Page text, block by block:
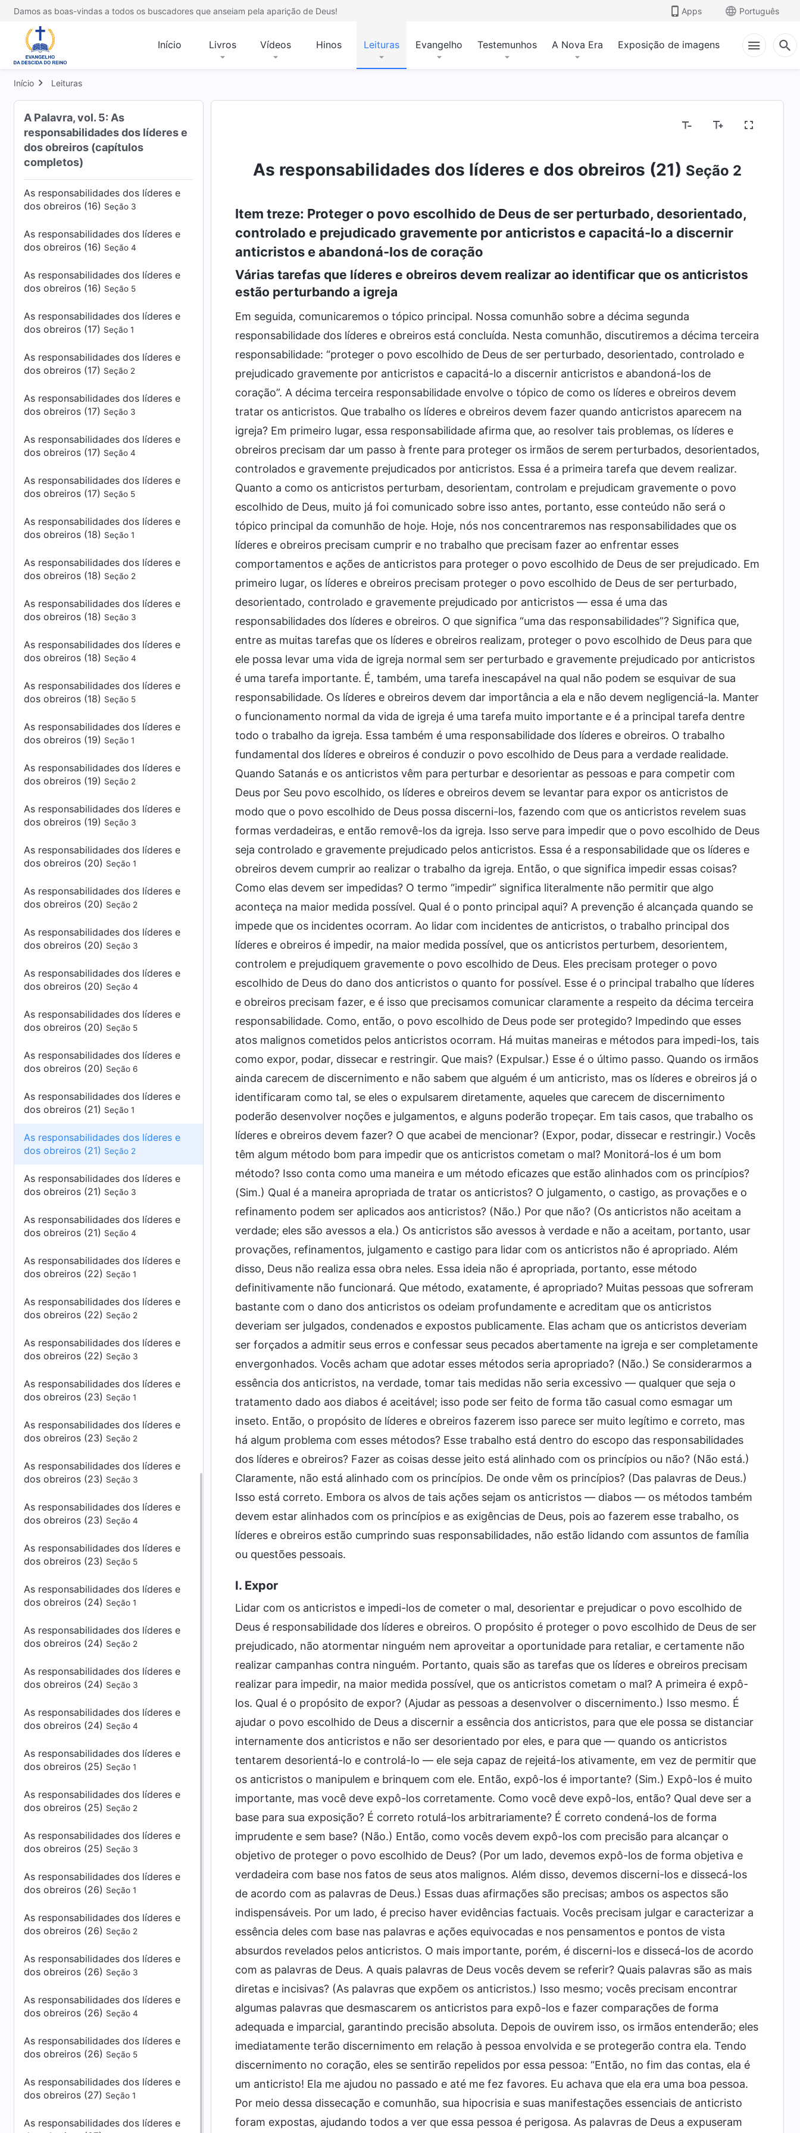
Damos as boas-vindas a todos os buscadores que anseiam pela aparição de Deus! Apps Português
Início Livros Vídeos Hinos Leituras Evangelho Testemunhos A Nova Era Exposição de imagens
Início Leituras
A Palavra, vol. 5: As
responsabilidades dos líderes e
dos obreiros (capítulos
completos)
As responsabilidades dos líderes e
dos obreiros (15)
dos obreiros (15)
As responsabilidades dos líderes e
dos obreiros (16) Seção 1
As responsabilidades dos líderes e
dos obreiros (16)
As responsabilidades dos líderes e
dos obreiros (16) Seção 3
As responsabilidades dos líderes e
dos obreiros (16) Seção 4
As responsabilidades dos líderes e
dos obreiros (16) Seção 5
As responsabilidades dos líderes e
dos obreiros (17) Seção 1
As responsabilidades dos líderes e
dos obreiros (17) Seção 2
As responsabilidades dos líderes e
dos obreiros (17) Seção 3
As responsabilidades dos líderes e
dos obreiros (17) Seção 4
As responsabilidades dos líderes e
dos obreiros (17) Seção 5
As responsabilidades dos líderes e
dos obreiros (18) Seção 1
As responsabilidades dos líderes e
dos obreiros (18) Seção 2
As responsabilidades dos líderes e
dos obreiros (18) Seção 3
As responsabilidades dos líderes e
dos obreiros (18) Seção 4
As responsabilidades dos líderes e
dos obreiros (18) Seção 5
As responsabilidades dos líderes e
dos obreiros (19) Seção 1
As responsabilidades dos líderes e
dos obreiros (19) Seção 2
As responsabilidades dos líderes e
dos obreiros (19) Seção 3
As responsabilidades dos líderes e
dos obreiros (20) Seção 1
As responsabilidades dos líderes e
dos obreiros (20) Seção 2
As responsabilidades dos líderes e
dos obreiros (20) Seção 3
As responsabilidades dos líderes e
dos obreiros (20) Seção 4
As responsabilidades dos líderes e
dos obreiros (20) Seção 5
As responsabilidades dos líderes e
dos obreiros (20) Seção 6
As responsabilidades dos líderes e
dos obreiros (21) Seção 1
As responsabilidades dos líderes e
dos obreiros (21) Seção 2
As responsabilidades dos líderes e
dos obreiros (21) Seção 3
As responsabilidades dos líderes e
dos obreiros (21) Seção 4
As responsabilidades dos líderes e
dos obreiros (22) Seção 1
As responsabilidades dos líderes e
dos obreiros (22) Seção 2
As responsabilidades dos líderes e
dos obreiros (22) Seção 3
As responsabilidades dos líderes e
dos obreiros (23) Seção 1
As responsabilidades dos líderes e
dos obreiros (23) Seção 2
As responsabilidades dos líderes e
dos obreiros (23) Seção 3
As responsabilidades dos líderes e
dos obreiros (23) Seção 4
As responsabilidades dos líderes e
dos obreiros (23) Seção 5
As responsabilidades dos líderes e
dos obreiros (24) Seção 1
As responsabilidades dos líderes e
dos obreiros (24) Seção 2
As responsabilidades dos líderes e
dos obreiros (24) Seção 3
As responsabilidades dos líderes e
dos obreiros (24) Seção 4
As responsabilidades dos líderes e
dos obreiros (25) Seção 1
As responsabilidades dos líderes e
dos obreiros (25) Seção 2
As responsabilidades dos líderes e
dos obreiros (25) Seção 3
As responsabilidades dos líderes e
dos obreiros (26) Seção 1
As responsabilidades dos líderes e
dos obreiros (26) Seção 2
As responsabilidades dos líderes e
dos obreiros (26) Seção 3
As responsabilidades dos líderes e
dos obreiros (26) Seção 4
As responsabilidades dos líderes e
dos obreiros (26) Seção 5
As responsabilidades dos líderes e
dos obreiros (27) Seção 1
As responsabilidades dos líderes e
As responsabilidades dos líderes e dos obreiros (21) Seção 2
Item treze: Proteger o povo escolhido de Deus de ser perturbado, desorientado,
controlado e prejudicado gravemente por anticristos e capacitá-lo a discernir
anticristos e abandoná-los de coração
Várias tarefas que líderes e obreiros devem realizar ao identificar que os anticristos
estão perturbando a igreja
Em seguida, comunicaremos o tópico principal. Nossa comunhão sobre a décima segunda
responsabilidade dos líderes e obreiros está concluída. Nesta comunhão, discutiremos a décima terceira
responsabilidade: “proteger o povo escolhido de Deus de ser perturbado, desorientado, controlado e
prejudicado gravemente por anticristos e capacitá-lo a discernir anticristos e abandoná-los de
coração”. A décima terceira responsabilidade envolve o tópico de como os líderes e obreiros devem
tratar os anticristos. Que trabalho os líderes e obreiros devem fazer quando anticristos aparecem na
igreja? Em primeiro lugar, essa responsabilidade afirma que, ao resolver tais problemas, os líderes e
obreiros precisam dar um passo à frente para proteger os irmãos de serem perturbados, desorientados,
controlados e gravemente prejudicados por anticristos. Essa é a primeira tarefa que devem realizar.
Quanto a como os anticristos perturbam, desorientam, controlam e prejudicam gravemente o povo
escolhido de Deus, muito já foi comunicado sobre isso antes, portanto, esse conteúdo não será o
tópico principal da comunhão de hoje. Hoje, nós nos concentraremos nas responsabilidades que os
líderes e obreiros precisam cumprir e no trabalho que precisam fazer ao enfrentar esses
comportamentos e ações de anticristos para proteger o povo escolhido de Deus de ser prejudicado. Em
primeiro lugar, os líderes e obreiros precisam proteger o povo escolhido de Deus de ser perturbado,
desorientado, controlado e gravemente prejudicado por anticristos — essa é uma das
responsabilidades dos líderes e obreiros. O que significa “uma das responsabilidades”? Significa que,
entre as muitas tarefas que os líderes e obreiros realizam, proteger o povo escolhido de Deus para que
ele possa levar uma vida de igreja normal sem ser perturbado e gravemente prejudicado por anticristos
é uma tarefa importante. É, também, uma tarefa inescapável na qual não podem se esquivar de sua
responsabilidade. Os líderes e obreiros devem dar importância a ela e não devem negligenciá-la. Manter
o funcionamento normal da vida de igreja é uma tarefa muito importante e é a principal tarefa dentre
todo o trabalho da igreja. Essa também é uma responsabilidade dos líderes e obreiros. O trabalho
fundamental dos líderes e obreiros é conduzir o povo escolhido de Deus para a verdade realidade.
Quando Satanás e os anticristos vêm para perturbar e desorientar as pessoas e para competir com
Deus por Seu povo escolhido, os líderes e obreiros devem se levantar para expor os anticristos de
modo que o povo escolhido de Deus possa discerni-los, fazendo com que os anticristos revelem suas
formas verdadeiras, e então removê-los da igreja. Isso serve para impedir que o povo escolhido de Deus
seja controlado e gravemente prejudicado pelos anticristos. Essa é a responsabilidade que os líderes e
obreiros devem cumprir ao realizar o trabalho da igreja. Então, o que significa impedir essas coisas?
Como elas devem ser impedidas? O termo “impedir” significa literalmente não permitir que algo
aconteça na maior medida possível. Qual é o ponto principal aqui? A prevenção é alcançada quando se
impede que os incidentes ocorram. Ao lidar com incidentes de anticristos, o trabalho principal dos
líderes e obreiros é impedir, na maior medida possível, que os anticristos perturbem, desorientem,
controlem e prejudiquem gravemente o povo escolhido de Deus. Eles precisam proteger o povo
escolhido de Deus do dano dos anticristos o quanto for possível. Esse é o principal trabalho que líderes
e obreiros precisam fazer, e é isso que precisamos comunicar claramente a respeito da décima terceira
responsabilidade. Como, então, o povo escolhido de Deus pode ser protegido? Impedindo que esses
atos malignos cometidos pelos anticristos ocorram. Há muitas maneiras e métodos para impedi-los, tais
como expor, podar, dissecar e restringir. Que mais? (Expulsar.) Esse é o último passo. Quando os irmãos
ainda carecem de discernimento e não sabem que alguém é um anticristo, mas os líderes e obreiros já o
identificaram como tal, se eles o expulsarem diretamente, aqueles que carecem de discernimento
poderão desenvolver noções e julgamentos, e alguns poderão tropeçar. Em tais casos, que trabalho os
líderes e obreiros devem fazer? O que acabei de mencionar? (Expor, podar, dissecar e restringir.) Vocês
têm algum método bom para impedir que os anticristos cometam o mal? Monitorá-los é um bom
método? Isso conta como uma maneira e um método eficazes que estão alinhados com os princípios?
(Sim.) Qual é a maneira apropriada de tratar os anticristos? O julgamento, o castigo, as provações e o
refinamento podem ser aplicados aos anticristos? (Não.) Por que não? (Os anticristos não aceitam a
verdade; eles são avessos a ela.) Os anticristos são avessos à verdade e não a aceitam, portanto, usar
provações, refinamentos, julgamento e castigo para lidar com os anticristos não é apropriado. Além
disso, Deus não realiza essa obra neles. Essa ideia não é apropriada, portanto, esse método
definitivamente não funcionará. Que método, exatamente, é apropriado? Muitas pessoas que sofreram
bastante com o dano dos anticristos os odeiam profundamente e acreditam que os anticristos
deveriam ser julgados, condenados e expostos publicamente. Elas acham que os anticristos deveriam
ser forçados a admitir seus erros e confessar seus pecados abertamente na igreja e ser completamente
envergonhados. Vocês acham que adotar esses métodos seria apropriado? (Não.) Se considerarmos a
essência dos anticristos, na verdade, tomar tais medidas não seria excessivo — qualquer que seja o
tratamento dado aos diabos é aceitável; isso pode ser feito de forma tão casual como esmagar um
inseto. Então, o propósito de líderes e obreiros fazerem isso parece ser muito legítimo e correto, mas
há algum problema com esses métodos? Esse trabalho está dentro do escopo das responsabilidades
dos líderes e obreiros? Fazer as coisas desse jeito está alinhado com os princípios ou não? (Não está.)
Claramente, não está alinhado com os princípios. De onde vêm os princípios? (Das palavras de Deus.)
Isso está correto. Embora os alvos de tais ações sejam os anticristos — diabos — os métodos também
devem estar alinhados com os princípios e as exigências de Deus, pois ao fazerem esse trabalho, os
líderes e obreiros estão cumprindo suas responsabilidades, não estão lidando com assuntos de família
ou questões pessoais.
I. Expor
Lidar com os anticristos e impedi-los de cometer o mal, desorientar e prejudicar o povo escolhido de
Deus é responsabilidade dos líderes e obreiros. O propósito é proteger o povo escolhido de Deus de ser
prejudicado, não atormentar ninguém nem aproveitar a oportunidade para retaliar, e certamente não
realizar campanhas contra ninguém. Portanto, quais são as tarefas que os líderes e obreiros precisam
realizar para impedir, na maior medida possível, que os anticristos cometam o mal? A primeira é expô-
los. Qual é o propósito de expor? (Ajudar as pessoas a desenvolver o discernimento.) Isso mesmo. É
ajudar o povo escolhido de Deus a discernir a essência dos anticristos, para que ele possa se distanciar
internamente dos anticristos e não ser desorientado por eles, e para que — quando os anticristos
tentarem desorientá-lo e controlá-lo — ele seja capaz de rejeitá-los ativamente, em vez de permitir que
os anticristos o manipulem e brinquem com ele. Então, expô-los é importante? (Sim.) Expô-los é muito
importante, mas você deve expô-los corretamente. Como você deve expô-los, então? Qual deve ser a
base para sua exposição? É correto rotulá-los arbitrariamente? É correto condená-los de forma
imprudente e sem base? (Não.) Então, como vocês devem expô-los com precisão para alcançar o
objetivo de proteger o povo escolhido de Deus? (Por um lado, devemos expô-los de forma objetiva e
verdadeira com base nos fatos de seus atos malignos. Além disso, devemos discerni-los e dissecá-los
de acordo com as palavras de Deus.) Essas duas afirmações são precisas; ambos os aspectos são
indispensáveis. Por um lado, é preciso haver evidências factuais. Vocês precisam julgar e caracterizar a
essência deles com base nas palavras e ações equivocadas e nos pensamentos e pontos de vista
absurdos revelados pelos anticristos. O mais importante, porém, é discerni-los e dissecá-los de acordo
com as palavras de Deus. A quais palavras de Deus vocês devem se referir? Quais palavras são as mais
diretas e incisivas? (As palavras que expõem os anticristos.) Isso mesmo; vocês precisam encontrar
algumas palavras que desmascarem os anticristos para expô-los e fazer comparações de forma
adequada e imparcial, garantindo precisão absoluta. Depois de ouvirem isso, os irmãos entenderão; eles
imediatamente terão discernimento em relação à pessoa envolvida e se protegerão contra ela. Tendo
discernimento no coração, eles se sentirão repelidos por essa pessoa: “Então, no fim das contas, ela é
um anticristo! Ela me ajudou no passado e até me fez favores. Eu achava que ela era uma boa pessoa.
Por meio dessa dissecação e comunhão, sua hipocrisia e suas manifestações essenciais de anticristo
foram expostas, ajudando todos a ver que essa pessoa é perigosa. As palavras de Deus a expuseram